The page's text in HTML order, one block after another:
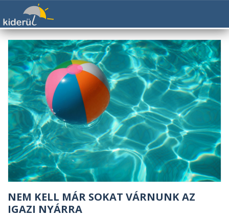
NEM KELL MÁR SOKAT VÁRNUNK AZ
IGAZI NYÁRRA